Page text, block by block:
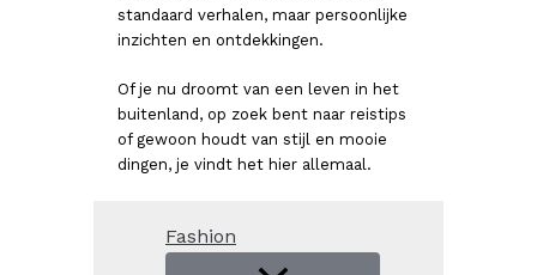
standaard verhalen, maar persoonlijke
inzichten en ontdekkingen.
Of je nu droomt van een leven in het
buitenland, op zoek bent naar reistips
of gewoon houdt van stijl en mooie
dingen, je vindt het hier allemaal.
Fashion